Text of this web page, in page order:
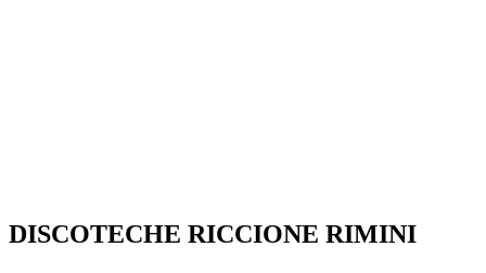
DISCOTECHE RICCIONE RIMINI